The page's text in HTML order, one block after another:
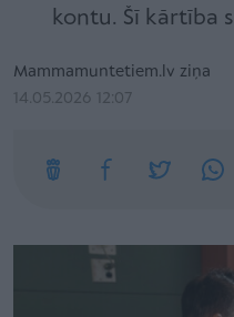
kontu. Šī kārtība
Mammamuntetiem.lv ziņa
14.05.2026 12:07